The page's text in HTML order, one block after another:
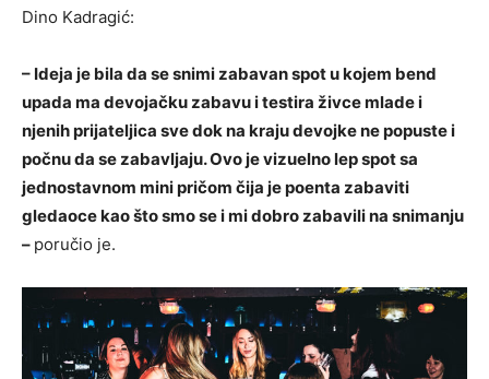
Dino Kadragić:
– Ideja je bila da se snimi zabavan spot u kojem bend
upada ma devojačku zabavu i testira živce mlade i
njenih prijateljica sve dok na kraju devojke ne popuste i
počnu da se zabavljaju. Ovo je vizuelno lep spot sa
jednostavnom mini pričom čija je poenta zabaviti
gledaoce kao što smo se i mi dobro zabavili na snimanju
– poručio je.